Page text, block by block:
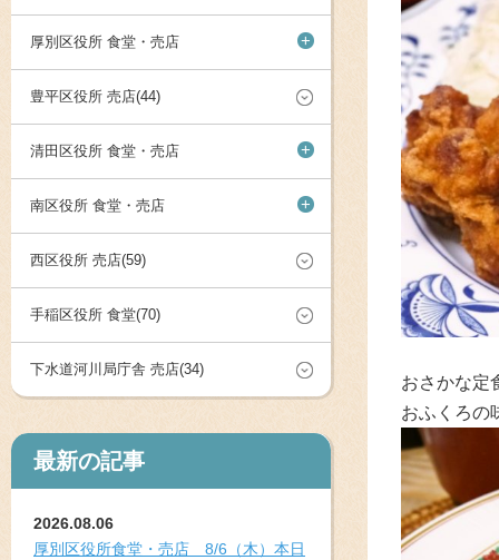
厚別区役所 食堂・売店 +
豊平区役所 売店(44)
清田区役所 食堂・売店 +
南区役所 食堂・売店 +
西区役所 売店(59)
手稲区役所 食堂(70)
下水道河川局庁舎 売店(34)
最新の記事
2026.08.06
厚別区役所食堂・売店 8/6（木）本日
おさかな定
おふくろの